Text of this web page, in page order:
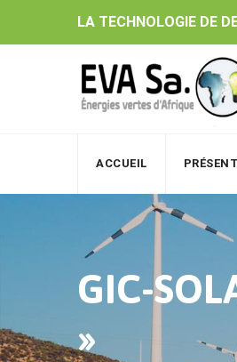
LA TECHNOLOGIE DE
ACCUEIL
GIC-
»